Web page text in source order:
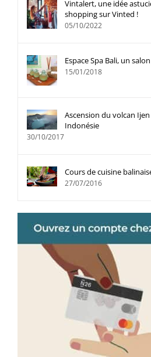
Vintalert, une idée
shopping sur Vinted !
05/10/2022
Espace Spa Bali, un
15/01/2018
Ascension du volcan Ijen
Indonésie
30/10/2017
Cours de cuisine
27/07/2016